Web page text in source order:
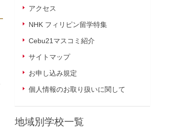
アクセス
NHK フィリピン留学特集
Cebu21マスコミ紹介
サイトマップ
お申し込み規定
個人情報のお取り扱いに関して
地域別学校一覧